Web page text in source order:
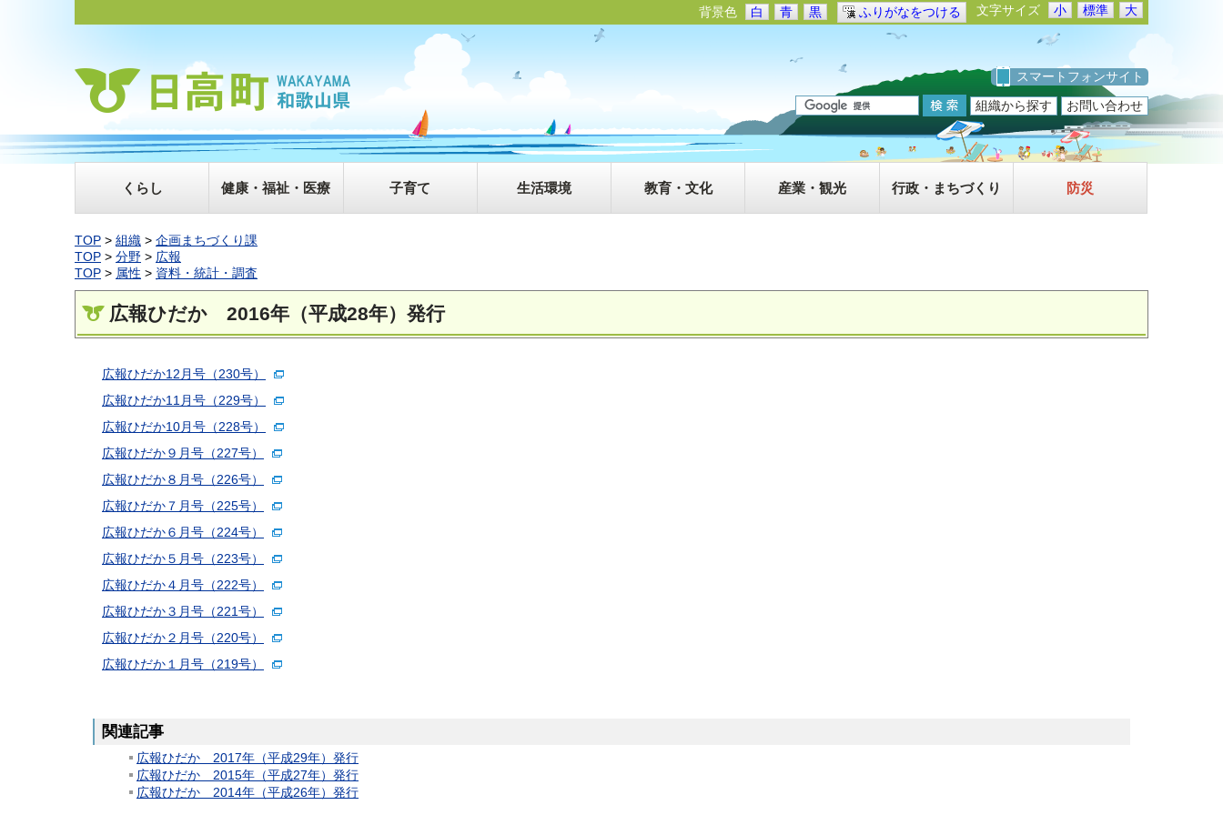
文字サイズ 小 標準 大
背景色 白 青 黒 ふりがなをつける
スマートフォンサイト
組織から探す
お問い合わせ
くらし 健康・福祉・医療 子育て 生活環境 教育・文化 産業・観光 行政・まちづくり 防災
TOP > 組織 > 企画まちづくり課
TOP > 分野 > 広報
TOP > 属性 > 資料・統計・調査
広報ひだか 2016年（平成28年）発行
広報ひだか12月号（230号）
広報ひだか11月号（229号）
広報ひだか10月号（228号）
広報ひだか９月号（227号）
広報ひだか８月号（226号）
広報ひだか７月号（225号）
広報ひだか６月号（224号）
広報ひだか５月号（223号）
広報ひだか４月号（222号）
広報ひだか３月号（221号）
広報ひだか２月号（220号）
広報ひだか１月号（219号）
関連記事
広報ひだか 2017年（平成29年）発行
広報ひだか 2015年（平成27年）発行
広報ひだか 2014年（平成26年）発行